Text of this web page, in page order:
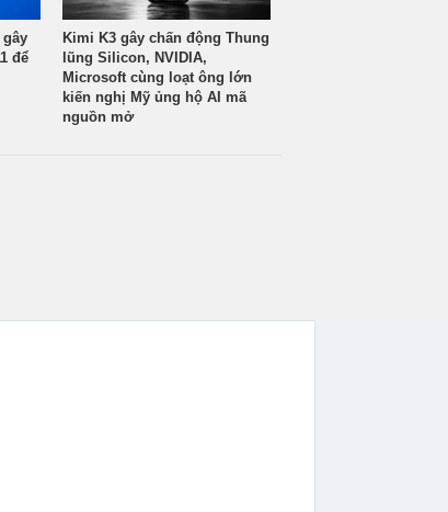
để
Kimi K3 gây chấn động Thung
lũng Silicon, NVIDIA,
Microsoft cùng loạt ông lớn
kiến nghị Mỹ ủng hộ AI mã
nguồn mở